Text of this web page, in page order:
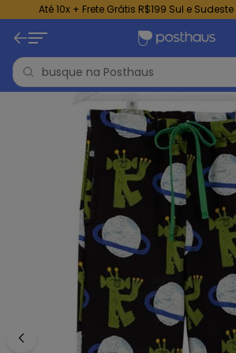
Até 10x + Frete Grátis R$199 Sul e